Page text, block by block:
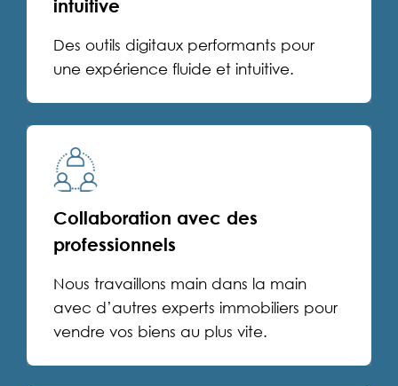
intuitive
Des outils digitaux performants pour
une expérience fluide et intuitive.
Collaboration avec des
professionnels
Nous travaillons main dans la main
avec d’autres experts immobiliers pour
vendre vos biens au plus vite.